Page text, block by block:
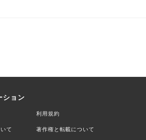
ション
利用規約
て 著作権と転載について